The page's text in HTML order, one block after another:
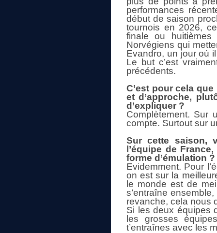
performances
début de saison
tournois en 2026,
finale ou
Norvégiens qui
Evandro, un jour où
Le but c’est
précédents.
C’est pour cela
et d’approche,
d’expliquer ?
Complètement. Sur
compte. Surtout sur
Sur cette saison,
l’équipe de
forme d’émulation ?
Evidemment. Pour
on est sur la
le monde est de
s’entraîne
revanche, cela nous
Si les deux équipes
les grosses
t’entraînes avec les